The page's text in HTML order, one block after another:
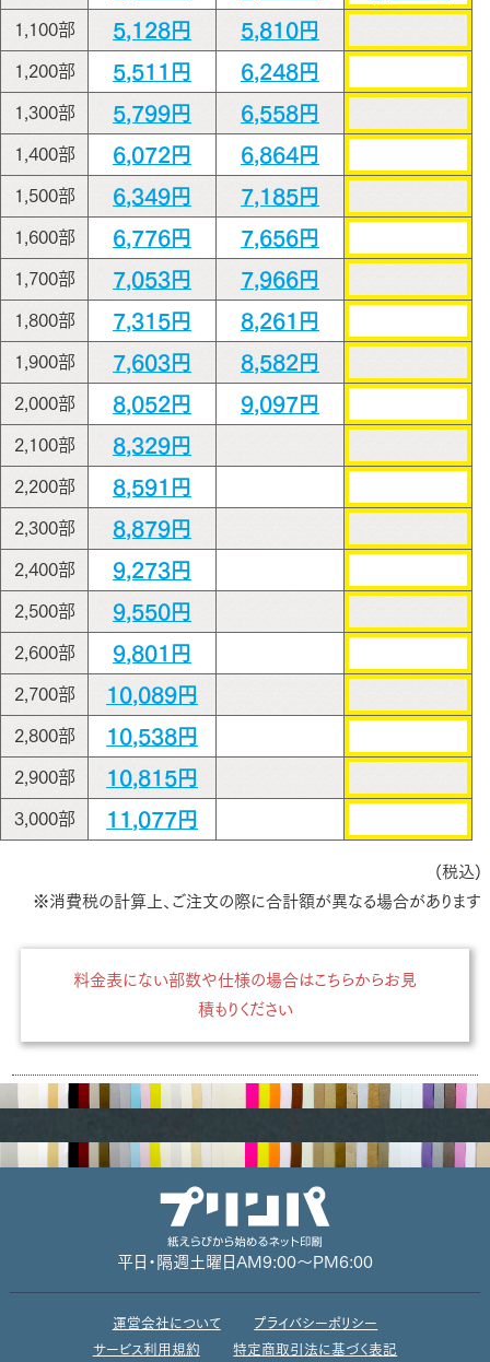
1,100部 5,128円 5,810円
1,200部 5,511円 6,248円
1,300部 5,799円 6,558円
1,400部 6,072円 6,864円
1,500部 6,349円 7,185円
1,600部 6,776円 7,656円
1,700部 7,053円 7,966円
1,800部 7,315円 8,261円
1,900部 7,603円 8,582円
2,000部 8,052円 9,097円
2,100部 8,329円
2,200部 8,591円
2,300部 8,879円
2,400部 9,273円
2,500部 9,550円
2,600部 9,801円
2,700部 10,089円
2,800部 10,538円
2,900部 10,815円
3,000部 11,077円
(税込)
※消費税の計算上、ご注文の際に合計額が異なる場合があります
料金表にない部数や仕様の場合はこちらからお見
積もりください
平日・隔週土曜日 AM9:00～PM6:00
運営会社について
プライバシーポリシー
サービス利用規約
特定商取引法に基づく表記